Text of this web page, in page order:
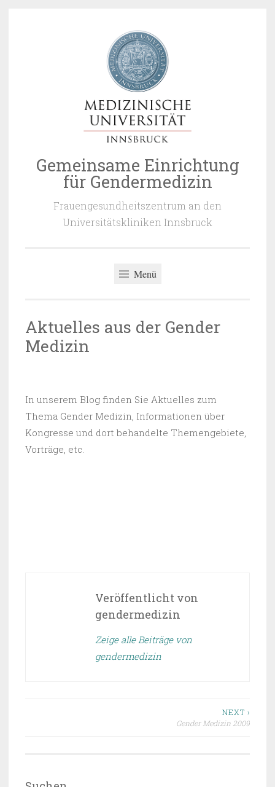
Gemeinsame Einrichtung
für Gendermedizin
Frauengesundheitszentrum an den
Universitätskliniken Innsbruck
Menü
Aktuelles aus der Gender
Medizin
In unserem Blog finden Sie Aktuelles zum
Thema Gender Medizin, Informationen über
Kongresse und dort behandelte Themengebiete,
Vorträge, etc.
Veröffentlicht von
gendermedizin
Zeige alle Beiträge von
gendermedizin
NEXT ›
Gender Medizin 2009